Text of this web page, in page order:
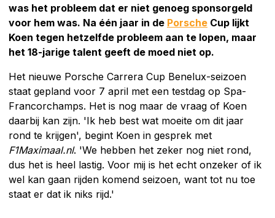
was het probleem dat er niet genoeg sponsorgeld
voor hem was. Na één jaar in de Porsche Cup lijkt
Koen tegen hetzelfde probleem aan te lopen, maar
het 18-jarige talent geeft de moed niet op.
Het nieuwe Porsche Carrera Cup Benelux-seizoen
staat gepland voor 7 april met een testdag op Spa-
Francorchamps. Het is nog maar de vraag of Koen
daarbij kan zijn. 'Ik heb best wat moeite om dit jaar
rond te krijgen', begint Koen in gesprek met
F1Maximaal.nl. 'We hebben het zeker nog niet rond,
dus het is heel lastig. Voor mij is het echt onzeker of ik
wel kan gaan rijden komend seizoen, want tot nu toe
staat er dat ik niks rijd.'